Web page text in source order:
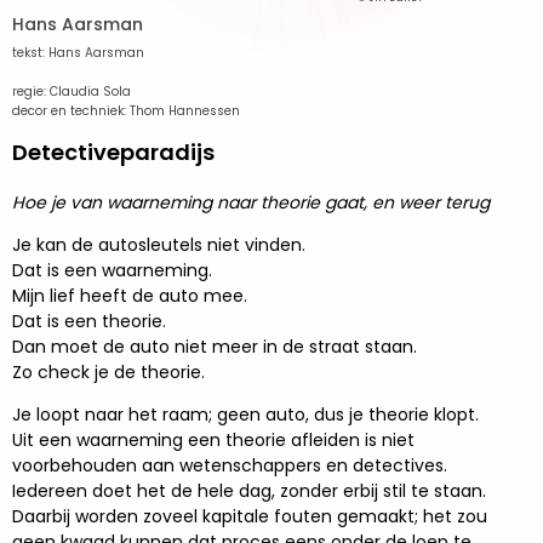
Hans Aarsman
tekst: Hans Aarsman
regie: Claudia Sola
decor en techniek: Thom Hannessen
Detectiveparadijs
Hoe je van waarneming naar theorie gaat, en weer terug
Je kan de autosleutels niet vinden.
Dat is een waarneming.
Mijn lief heeft de auto mee.
Dat is een theorie.
Dan moet de auto niet meer in de straat staan.
Zo check je de theorie.
Je loopt naar het raam; geen auto, dus je theorie klopt.
Uit een waarneming een theorie afleiden is niet
voorbehouden aan wetenschappers en detectives.
Iedereen doet het de hele dag, zonder erbij stil te staan.
Daarbij worden zoveel kapitale fouten gemaakt; het zou